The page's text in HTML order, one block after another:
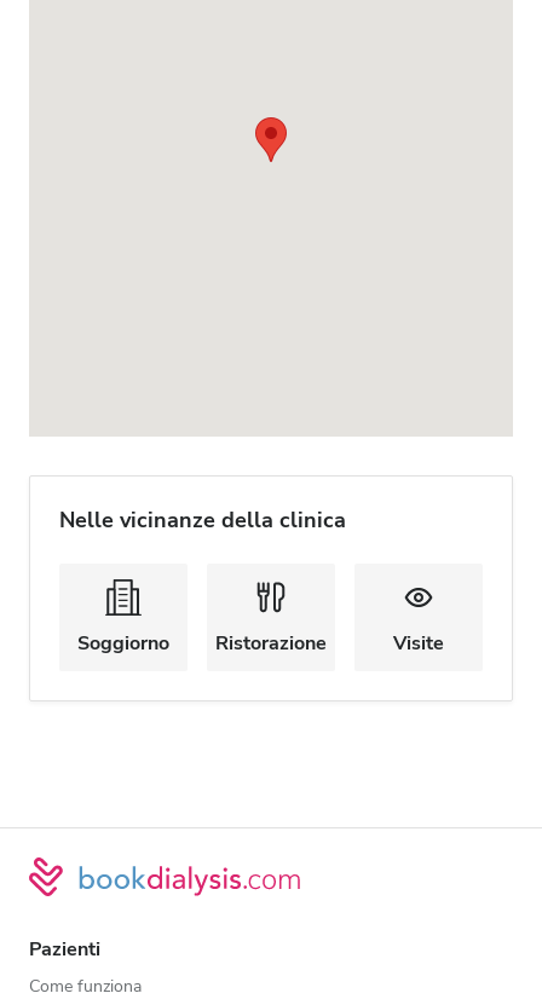
Nelle vicinanze della clinica
Soggiorno Ristorazione Visite
Pazienti
Come funziona